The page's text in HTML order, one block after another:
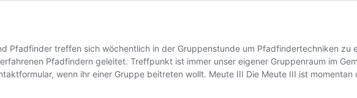
Pfadfinder treffen sich wöchentlich in der Gruppenstunde um Pfadfindertechniken
Pfadfindern geleitet. Treffpunkt ist immer unser eigener Gruppenraum im
wenn ihr einer Gruppe beitreten wollt. Meute III Die Meute III ist